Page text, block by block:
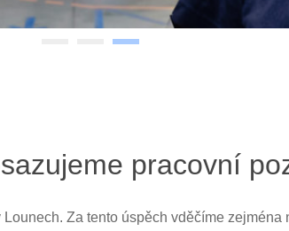
pracovní
Za tento úspěch vděčíme